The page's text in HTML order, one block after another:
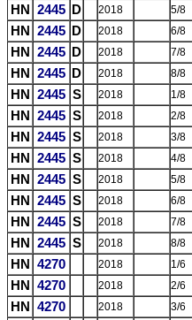
HN 2445 D 2018 5/8
HN 2445 D 2018 6/8
HN 2445 D 2018 7/8
HN 2445 D 2018 8/8
HN 2445 S 2018 1/8
HN 2445 S 2018 2/8
HN 2445 S 2018 3/8
HN 2445 S 2018 4/8
HN 2445 S 2018 5/8
HN 2445 S 2018 6/8
HN 2445 S 2018 7/8
HN 2445 S 2018 8/8
HN 4270 2018 1/6
HN 4270 2018 2/6
HN 4270 2018 3/6